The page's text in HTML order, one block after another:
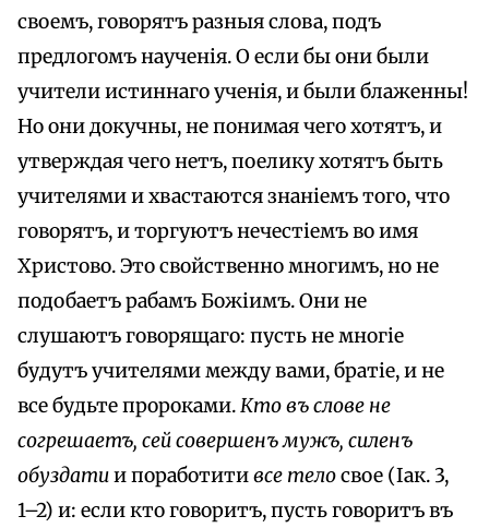
своемъ, говорятъ разныя слова, подъ
предлогомъ наученія. О если бы они были
учители истиннаго ученія, и были блаженны!
Но они докучны, не понимая чего хотятъ, и
утверждая чего нетъ, поелику хотятъ быть
учителями и хвастаются знаніемъ того, что
говорятъ, и торгуютъ нечестіемъ во имя
Христово. Это свойственно многимъ, но не
подобаетъ рабамъ Божіимъ. Они не
слушаютъ говорящаго: пусть не многіе
будутъ учителями между вами, братіе, и не
все будьте пророками.Кто въ слове не
согрешаетъ, сей совершенъ мужъ, силенъ
обуздатии поработитивсе телосвое (Іак. 3,
1–2) и: если кто говоритъ, пусть говоритъ въ